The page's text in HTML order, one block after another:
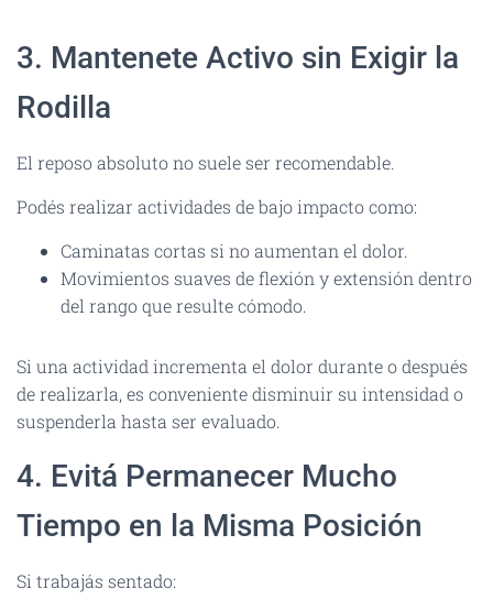
3. Mantenete Activo sin Exigir la
Rodilla
El reposo absoluto no suele ser recomendable.
Podés realizar actividades de bajo impacto como:
Caminatas cortas si no aumentan el dolor.
Movimientos suaves de flexión y extensión dentro
del rango que resulte cómodo.
Si una actividad incrementa el dolor durante o después
de realizarla, es conveniente disminuir su intensidad o
suspenderla hasta ser evaluado.
4. Evitá Permanecer Mucho
Tiempo en la Misma Posición
Si trabajás sentado: